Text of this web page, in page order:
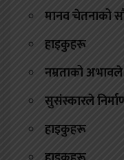
मानव चेतनाको
हाइकुहरू
नम्रताको
सुसंस्कारले
हाइकुहरू